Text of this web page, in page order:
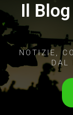
Il
NOTIZIE,
DAL